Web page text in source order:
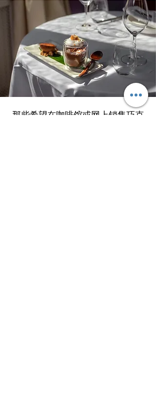
那些希望在咖啡馆或网上销售巧克